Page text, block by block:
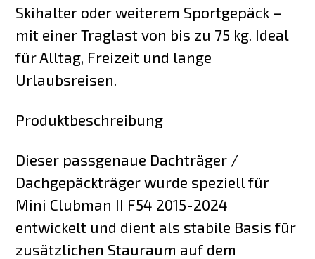
Skihalter oder weiterem Sportgepäck –
mit einer Traglast von bis zu 75 kg. Ideal
für Alltag, Freizeit und lange
Urlaubsreisen.
Produktbeschreibung
Dieser passgenaue Dachträger /
Dachgepäckträger wurde speziell für
Mini Clubman II F54 2015-2024
entwickelt und dient als stabile Basis für
zusätzlichen Stauraum auf dem